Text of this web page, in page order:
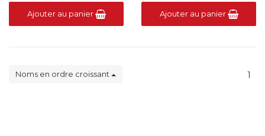
Ajouter au panier Ajouter au panier
Noms en ordre croissant 1